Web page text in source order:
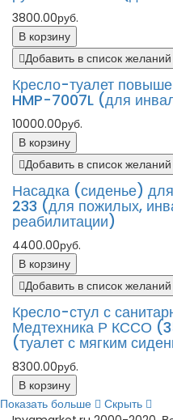
3800.00руб.
В корзину
Добавить в список желаний
Кресло-туалет
HMP-7007L (для
10000.00руб.
В корзину
Добавить в список желаний
Насадка (сиденье)
233 (для пожилых,
реабилитации)
4400.00руб.
В корзину
Добавить в список желаний
Кресло-стул с
Медтехника Р КССО
(туалет с мягким
8300.00руб.
В корзину
Показать больше
Скрыть